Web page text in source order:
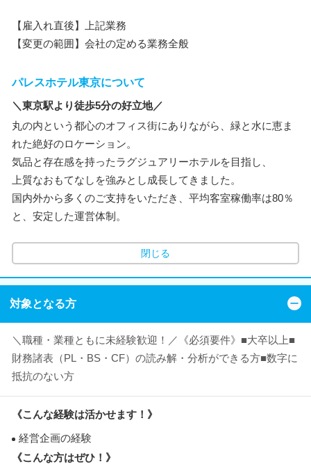
【雇入れ直後】上記業務
【変更の範囲】会社の定める業務全般
パレスホテル東京について
＼東京駅より徒歩5分の好立地／
丸の内という都心のオフィス街にありながら、緑と水に恵ま
れた絶好のロケーション。
気品と存在感を持ったラグジュアリーホテルを目指し、
上質なおもてなしを強みとし成長してきました。
国内外から多くのご支持をいただき、平均客室稼働率は80％
と、安定した運営体制。
閉じる
対象となる方
＼職種・業種ともに未経験歓迎！／《必須要件》■大卒以上■
財務諸表（PL・BS・CF）の読み解・分析ができる方■数字に
抵抗のない方
《こんな経験は活かせます！》
経営企画の経験
《こんな方はぜひ！》